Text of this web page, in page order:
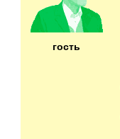
гость